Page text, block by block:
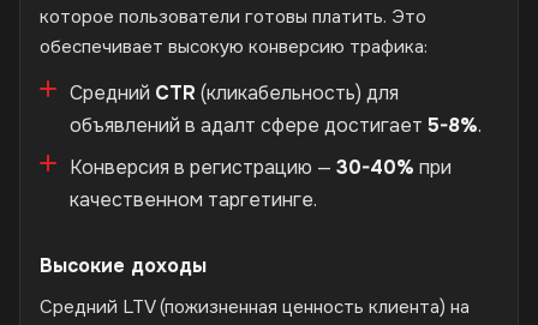
которое пользователи готовы платить. Это
обеспечивает высокую конверсию трафика:
Средний CTR (кликабельность) для
объявлений в адалт сфере достигает 5-8%.
Конверсия в регистрацию — 30-40% при
качественном таргетинге.
Высокие доходы
Средний LTV (пожизненная ценность клиента) на